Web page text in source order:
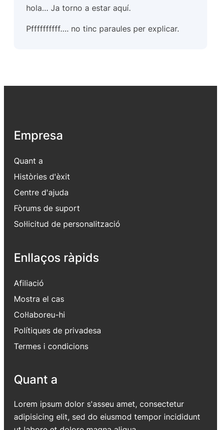
hola… Ja torno a estar aquí.
Pffffffffff…. no tinc paraules per explicar.
Empresa
Quant a
Històries d'èxit
Centre d'ajuda
Fòrums de suport
Sol·licitud de personalització
Enllaços ràpids
Afiliació
Mostra el cas
Col·laboreu-hi
Polítiques de privadesa
Termes i condicions
Quant a
Lorem ipsum dolor s'asseu amet, consectetur
adipisicing elit, sed do eiusmod tempor incididunt